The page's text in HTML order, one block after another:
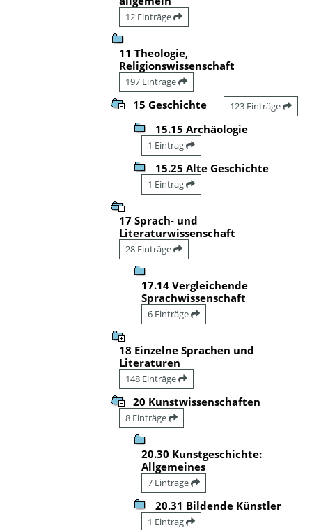
12 Einträge
11 Theologie,
Religionswissenschaft
197 Einträge
15 Geschichte 123 Einträge
15.15 Archäologie
1 Eintrag
15.25 Alte Geschichte
1 Eintrag
17 Sprach- und
Literaturwissenschaft
28 Einträge
17.14 Vergleichende
Sprachwissenschaft
6 Einträge
18 Einzelne Sprachen und
Literaturen
148 Einträge
20 Kunstwissenschaften
8 Einträge
20.30 Kunstgeschichte:
Allgemeines
7 Einträge
20.31 Bildende Künstler
1 Eintrag